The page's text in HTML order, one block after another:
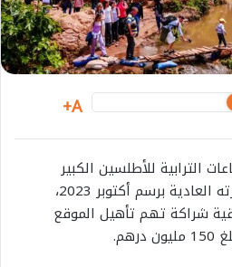
A+
الترابية للأطلسين الكبير
والمتوسط لأزيلال، خلال دورته العادية برسم أكتوبر 2023،
شراكة تهم تأهيل الموقع